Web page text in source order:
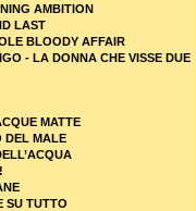
AMBITION
LAST
BLOODY AFFAIR
- LA DONNA CHE VISSE DUE
MATTE
DEL MALE
SU TUTTO